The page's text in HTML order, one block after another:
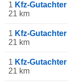
1 Kfz-
21 km
1 Kfz-
21 km
1 Kfz-
21 km